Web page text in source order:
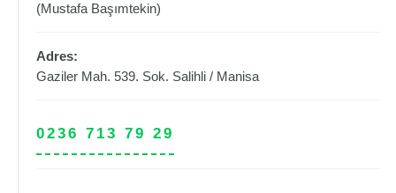
(Mustafa Başımtekin)
Adres:
Gaziler Mah. 539. Sok. Salihli / Manisa
0236 713 79 29